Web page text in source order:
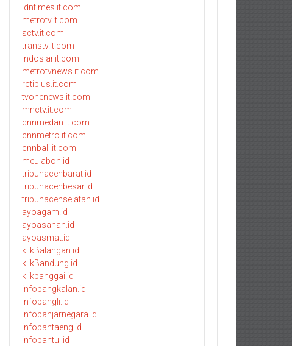
idntimes.it.com
metrotv.it.com
sctv.it.com
transtv.it.com
indosiar.it.com
metrotvnews.it.com
rctiplus.it.com
tvonenews.it.com
mnctv.it.com
cnnmedan.it.com
cnnmetro.it.com
cnnbali.it.com
meulaboh.id
tribunacehbarat.id
tribunacehbesar.id
tribunacehselatan.id
ayoagam.id
ayoasahan.id
ayoasmat.id
klikBalangan.id
klikBandung.id
klikbanggai.id
infobangkalan.id
infobangli.id
infobanjarnegara.id
infobantaeng.id
infobantul.id